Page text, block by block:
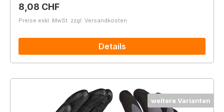
Regulärer Preis:
8,08 CHF
Preise exkl. MwSt. zzgl. Versandkosten
Details
weitere Varianten